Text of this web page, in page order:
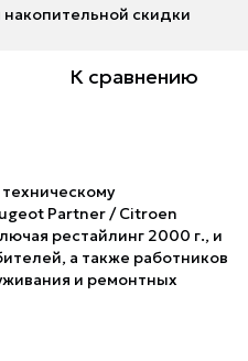
скидки
К сравнению
Partner / Citroen
рестайлинг 2000 г., и
а также работников
и ремонтных